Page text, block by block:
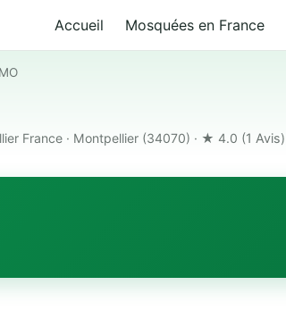
Accueil Mosquées en France
France · Montpellier (34070) · ★ 4.0 (1 Avis)